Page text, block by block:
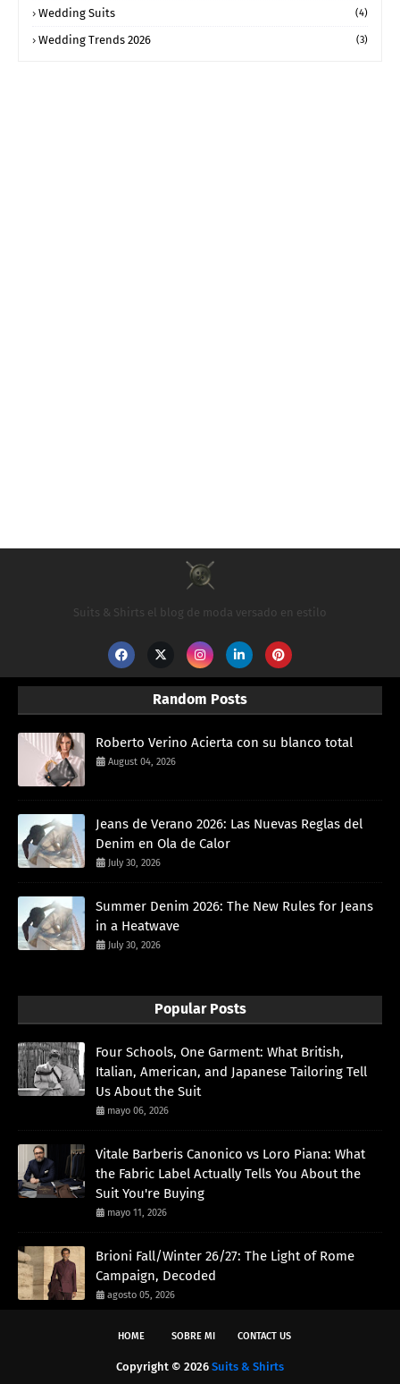
Wedding Suits (4)
Wedding Trends 2026 (3)
Suits & Shirts el blog de moda versado en estilo
Random Posts
Roberto Verino Acierta con su blanco total
August 04, 2026
Jeans de Verano 2026: Las Nuevas Reglas del
Denim en Ola de Calor
July 30, 2026
Summer Denim 2026: The New Rules for Jeans
in a Heatwave
July 30, 2026
Popular Posts
Four Schools, One Garment: What British,
Italian, American, and Japanese Tailoring Tell
Us About the Suit
mayo 06, 2026
Vitale Barberis Canonico vs Loro Piana: What
the Fabric Label Actually Tells You About the
Suit You're Buying
mayo 11, 2026
Brioni Fall/Winter 26/27: The Light of Rome
Campaign, Decoded
agosto 05, 2026
HOME SOBRE MI CONTACT US
Copyright © 2026 Suits & Shirts